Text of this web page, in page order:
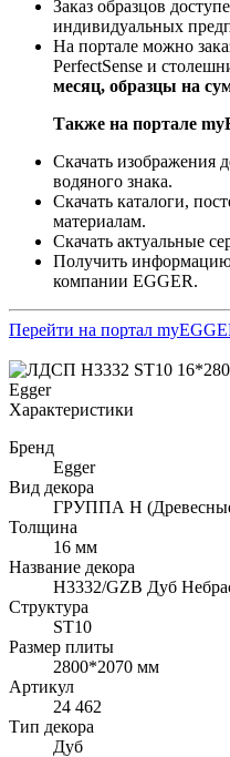
Заказ образцов
индивидуальных
На портале можно
PerfectSense и
месяц, образцы на
Также на портале
Скачать изображения
водяного знака.
Скачать каталоги,
материалам.
Скачать актуальные
Получить
компании EGGER.
Перейти на портал
Характеристики
Бренд
Egger
Вид декора
ГРУППА Н
Толщина
16 мм
Название декора
H3332/GZB Дуб
Структура
ST10
Размер плиты
2800*2070 мм
Артикул
24 462
Тип декора
Дуб